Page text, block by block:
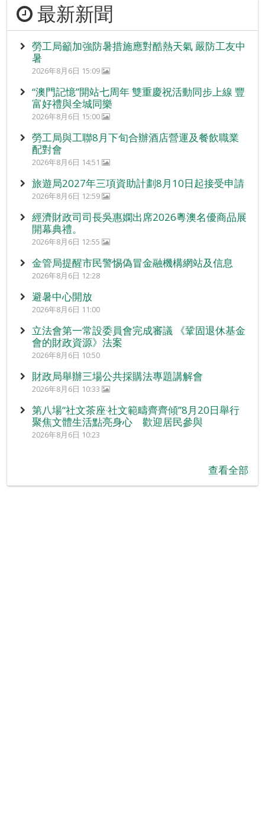
最新新聞
勞工局籲加強防暑措施應對酷熱天氣 嚴防工友中
暑
2026年8月6日 15:09
“澳門記憶”開站七周年 雙重慶祝活動同步上線 豐
富好禮與全城同樂
2026年8月6日 15:00
勞工局與工聯8月下旬合辦酒店營運及餐飲職業
配對會
2026年8月6日 14:51
旅遊局2027年三項資助計劃8月10日起接受申請
2026年8月6日 12:59
經濟財政司司長吳惠嫻出席2026粵澳名優商品展
開幕典禮。
2026年8月6日 12:55
金管局提醒市民警惕偽冒金融機構網站及信息
2026年8月6日 12:28
避暑中心開放
2026年8月6日 11:00
立法會第一常設委員會完成審議 《鞏固退休基金
會的財政資源》法案
2026年8月6日 10:50
財政局舉辦三場公共採購法專題講解會
2026年8月6日 10:33
第八場“社文茶座‧社文範疇齊齊傾”8月20日舉行
聚焦文體生活點亮身心 歡迎居民參與
2026年8月6日 10:23
查看全部